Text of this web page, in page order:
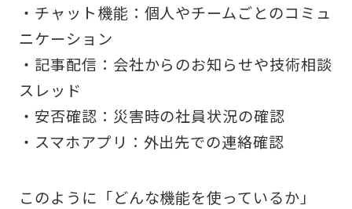
・チャット機能：個人やチームごとのコミュ
ニケーション
・記事配信：会社からのお知らせや技術相談
スレッド
・安否確認：災害時の社員状況の確認
・スマホアプリ：外出先での連絡確認
このように「どんな機能を使っているか」